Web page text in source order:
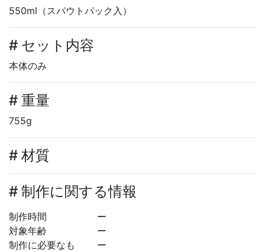
550ml（スパウトパック入）
# セット内容
本体のみ
# 重量
755g
# 材質
# 制作に関する情報
制作時間
ー
対象年齢
ー
制作に必要なも
ー